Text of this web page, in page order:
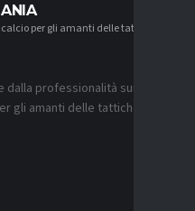
per gli amanti delle tattiche
dalla professionalità sui
gli amanti delle tattiche